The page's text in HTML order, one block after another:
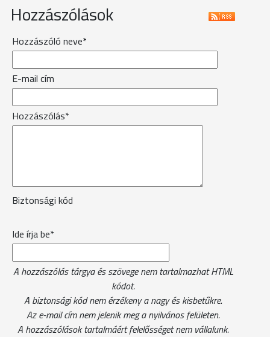
Hozzászólások
Hozzászóló neve*
E-mail cím
Hozzászólás*
Biztonsági kód
Ide írja be*
A hozzászólás tárgya és szövege nem tartalmazhat HTML
kódot.
A biztonsági kód nem érzékeny a nagy és kisbetűkre.
Az e-mail cím nem jelenik meg a nyilvános felületen.
A hozzászólások tartalmáért felelősséget nem vállalunk.